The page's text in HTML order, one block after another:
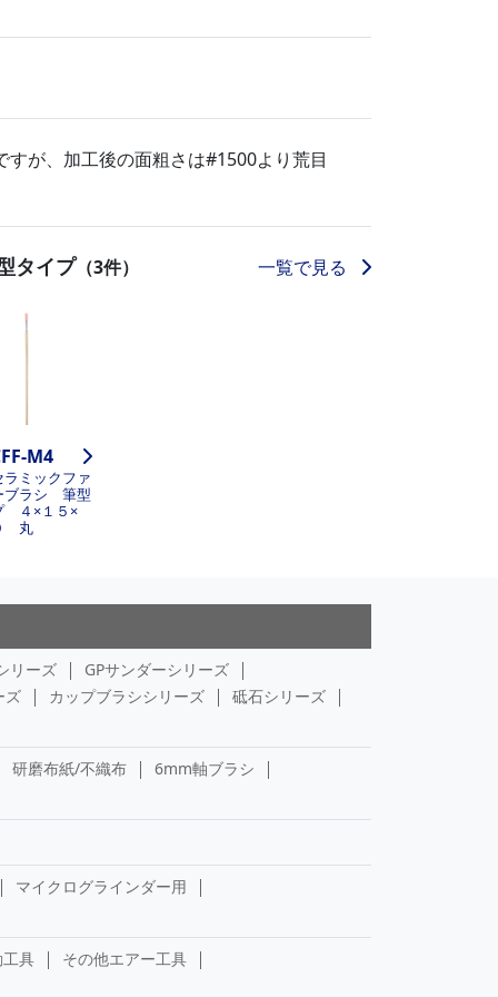
すが、加工後の面粗さは#1500より荒目
タイプ（3件） 一覧で見る
M4
ラミックファ
ブラシ 筆型
４×１５×
丸
リーズ
GPサンダーシリーズ
ズ
カップブラシシリーズ 砥石シリーズ
研磨布紙/不織布 6mm軸ブラシ
マイクログラインダー用
具 その他エアー工具